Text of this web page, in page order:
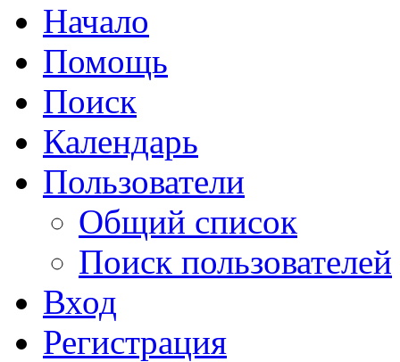
Начало
Помощь
Поиск
Календарь
Пользователи
Общий список
Поиск пользователей
Вход
Регистрация